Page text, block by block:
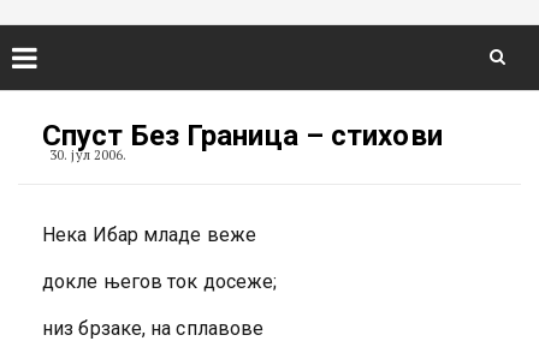
content
Спуст Без Граница – стихови
30. јул 2006.
Нека Ибар младе веже
докле његов ток досеже;
низ брзаке, на сплавове